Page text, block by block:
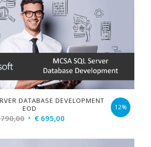
DATABASE DEVELOPMENT
EOD
Original
was:
€ 695,00
is:
12%